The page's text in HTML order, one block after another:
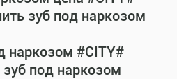
зуб под наркозом
наркозом #CITY#
под наркозом